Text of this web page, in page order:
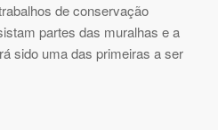
de conservação
partes das muralhas e a
sido uma das primeiras a ser